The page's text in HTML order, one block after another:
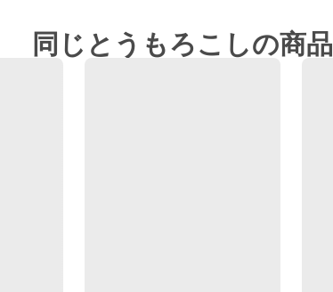
同じとうもろこしの商品